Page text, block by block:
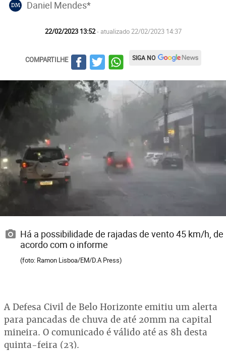
DM Daniel Mendes*
22/02/2023 13:52- atualizado 22/02/2023 14:37
COMPARTILHE SIGA NO
Há a possibilidade de rajadas de vento 45 km/h, de
acordo com o informe
(foto: Ramon Lisboa/EM/D.A Press)
A Defesa Civil de Belo Horizonte emitiu um alerta
para pancadas de chuva de até 20mm na capital
mineira. O comunicado é válido até as 8h desta
quinta-feira (23).